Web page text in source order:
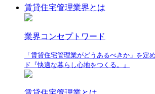
賃貸住宅管理業界とは
業界コンセプトワード
「賃貸住宅管理業がどうあるべきか」を定
ド『快適な暮らし心地をつくる。』